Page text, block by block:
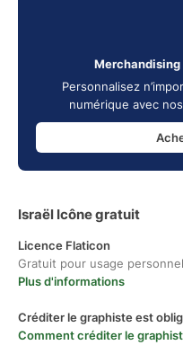
Merchandising
Personnalisez
numérique avec
Israël Icône gratuit
Licence Flaticon
Gratuit pour usage
Plus d'informations
Créditer le graphiste est
Comment créditer le